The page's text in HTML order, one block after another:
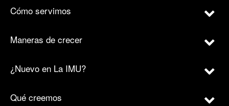
Cómo servimos
Maneras de crecer
¿Nuevo en La IMU?
Qué creemos